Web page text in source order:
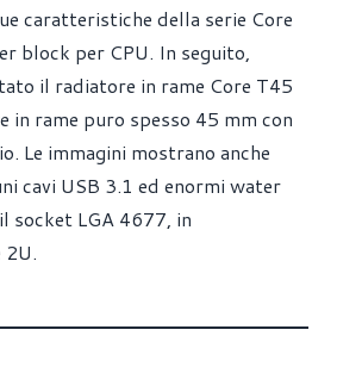
caratteristiche della serie Core
block per CPU. In seguito,
il radiatore in rame Core T45
in rame puro spesso 45 mm con
Le immagini mostrano anche
cavi USB 3.1 ed enormi water
socket LGA 4677, in
2U.